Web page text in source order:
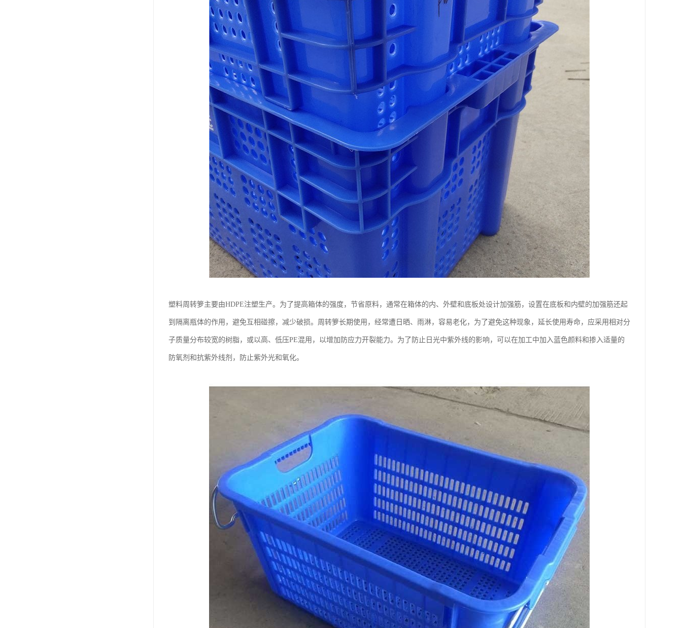
塑料周转箩主要由HDPE注塑生产。为了提高箱体的强度，节省原料，通常在箱体的内、外壁和底板处设计加强筋，设置在底板和内壁的加强筋还起
到隔离瓶体的作用，避免互相碰擦，减少破损。周转箩长期使用，经常遭日晒、雨淋，容易老化，为了避免这种现象，延长使用寿命，应采用相对分
子质量分布较宽的树脂，或以高、低压PE混用，以增加防应力开裂能力。为了防止日光中紫外线的影响，可以在加工中加入蓝色颜料和掺入适量的
防氧剂和抗紫外线剂，防止紫外光和氧化。